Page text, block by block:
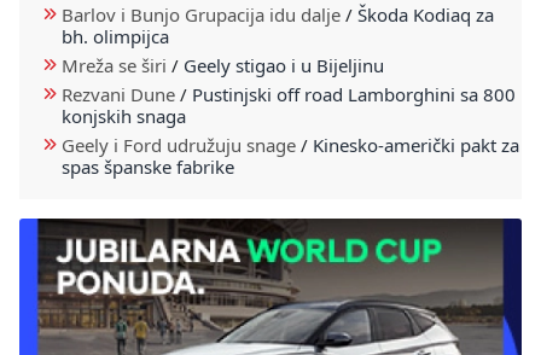
Barlov i Bunjo Grupacija idu dalje / Škoda Kodiaq za
bh. olimpijca
Mreža se širi / Geely stigao i u Bijeljinu
Rezvani Dune / Pustinjski off road Lamborghini sa 800
konjskih snaga
Geely i Ford udružuju snage / Kinesko-američki pakt za
spas španske fabrike